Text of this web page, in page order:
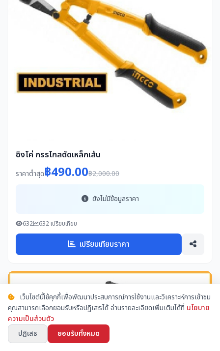
อิงโค่ กรรไกลตัดเหล็กเส้น
ราคาต่ำสุด฿490.00฿2,000.00
ยังไม่มีข้อมูลราคา
632 632 เปรียบเทียบ
เปรียบเทียบราคา
เว็บไซต์นี้ใช้คุกกี้เพื่อพัฒนาประสบการณ์การใช้งานและวิเคราะห์การเข้าชม
คุณสามารถเลือกยอมรับหรือปฏิเสธได้ อ่านรายละเอียดเพิ่มเติมได้ที่ นโยบาย
ความเป็นส่วนตัว
ปฏิเสธ
ยอมรับทั้งหมด